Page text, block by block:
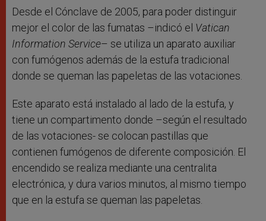
Desde el Cónclave de 2005, para poder distinguir
mejor el color de las fumatas –indicó el Vatican
Information Service– se utiliza un aparato auxiliar
con fumógenos además de la estufa tradicional
donde se queman las papeletas de las votaciones.
Este aparato está instalado al lado de la estufa, y
tiene un compartimento donde –según el resultado
de las votaciones- se colocan pastillas que
contienen fumógenos de diferente composición. El
encendido se realiza mediante una centralita
electrónica, y dura varios minutos, al mismo tiempo
que en la estufa se queman las papeletas.